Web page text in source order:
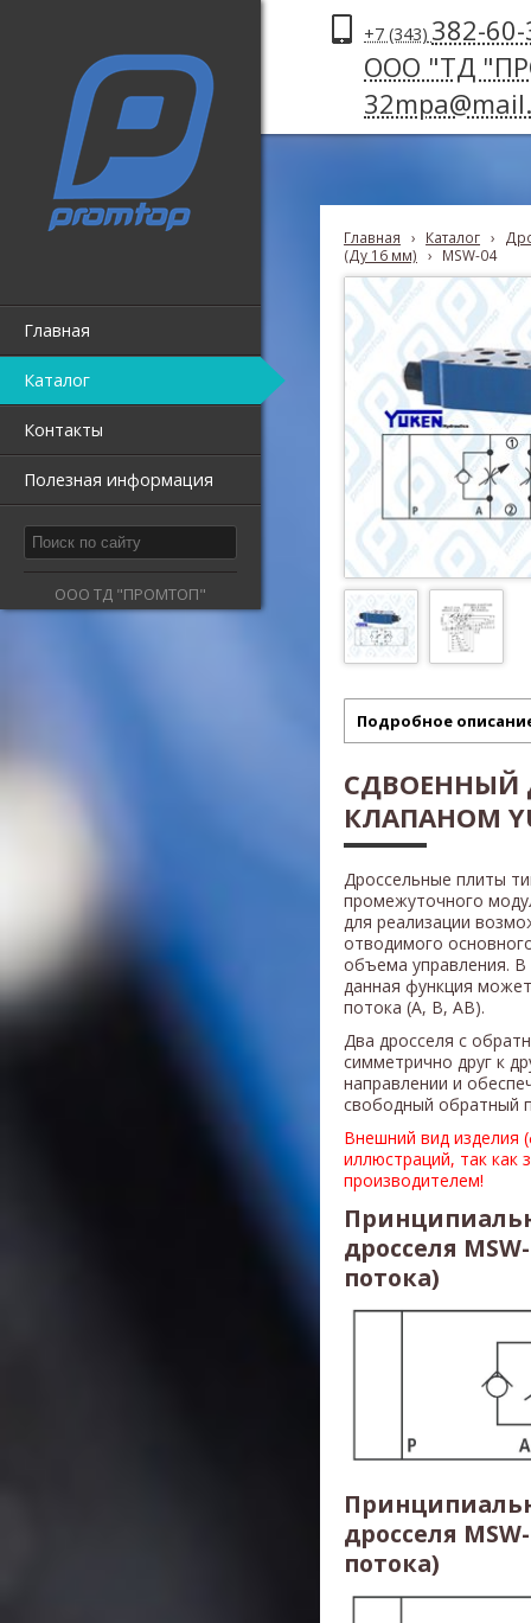
Главная
Каталог
Контакты
Полезная информация
ООО ТД "ПРОМТОП"
+7 (343) 382-
ООО "ТД
Главная › Каталог ›
(Ду 16 мм)
› MSW-04
Подробное
СДВОЕННЫЙ
КЛАПАНОМ
Дроссельные плиты
промежуточного
для реализации
отводимого
объема управления. В
данная функция
потока (A, B, AB).
Два дросселя с
симметрично друг к
направлении и
свободный обратный
Внешний вид изделия
иллюстраций, так как
производителем!
дросселя
потока)
дросселя
потока)